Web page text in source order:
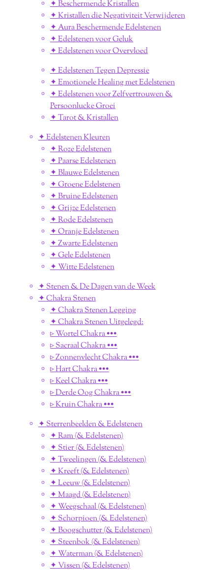
✦ Beschermende Kristallen
✦ Kristallen die Negativiteit Verwijderen
✦ Aura Beschermende Edelstenen
✦ Edelstenen voor Geluk
✦ Edelstenen voor Overvloed
✦ Edelstenen Tegen Depressie
✦ Emotionele Healing met Edelstenen
✦ Edelstenen voor Zelfvertrouwen &
Persoonlucke Groei
✦ Tarot & Kristallen
✦ Edelstenen Kleuren
✦ Roze Edelstenen
✦ Paarse Edelstenen
✦ Blauwe Edelstenen
✦ Groene Edelstenen
✦ Bruine Edelstenen
✦ Grijze Edelstenen
✦ Rode Edelstenen
✦ Oranje Edelstenen
✦ Zwarte Edelstenen
✦ Gele Edelstenen
✦ Witte Edelstenen
✦ Stenen & De Dagen van de Week
✦ Chakra Stenen
✦ Chakra Stenen Legging
✦ Chakra Stenen Uitgelegd:
▹ Wortel Chakra •••
▹ Sacraal Chakra •••
▹ Zonnenvlecht Chakra •••
▹ Hart Chakra •••
▹ Keel Chakra •••
▹ Derde Oog Chakra •••
▹ Kruin Chakra •••
✦ Sterrenbeelden & Edelstenen
✦ Ram (& Edelstenen)
✦ Stier (& Edelstenen)
✦ Tweelingen (& Edelstenen)
✦ Kreeft (& Edelstenen)
✦ Leeuw (& Edelstenen)
✦ Maagd (& Edelstenen)
✦ Weegschaal (& Edelstenen)
✦ Schorpioen (& Edelstenen)
✦ Boogschutter (& Edelstenen)
✦ Steenbok (& Edelstenen)
✦ Waterman (& Edelstenen)
✦ Vissen (& Edelstenen)